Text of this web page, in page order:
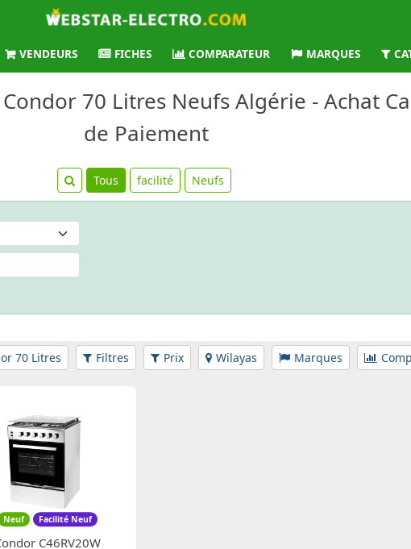
VENDEURS FICHES COMPARATEUR MARQUES
70 Litres Neufs Algérie - Achat
de Paiement
Tous facilité Neufs
70 Litres Filtres Prix Wilayas Marques
Neuf Facilité Neuf
C46RV20W